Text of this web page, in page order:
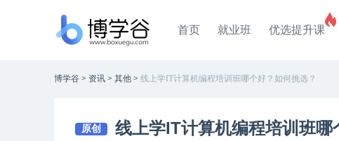
首页 就业班 优选提升课
博学谷 > 资讯 > 其他 > 线上学IT计算机编程培训班哪个好？如何挑选？
原创 线上学IT计算机编程培训班哪